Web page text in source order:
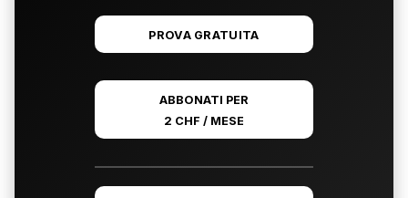
PROVA GRATUITA
ABBONATI PER
2 CHF / MESE